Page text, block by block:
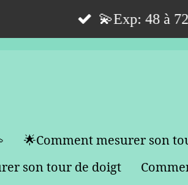
💫Exp: 48 à
🌟Comment mesurer son
son tour de doigt